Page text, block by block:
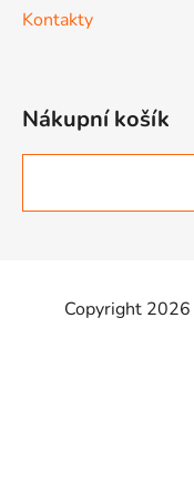
Kontakty
Nákupní košík
Copyright 2026